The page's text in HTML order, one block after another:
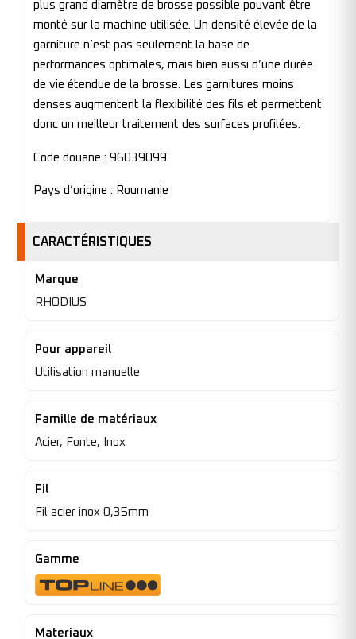
plus grand diamètre de brosse possible pouvant être
monté sur la machine utilisée. Un densité élevée de la
garniture n’est pas seulement la base de
performances optimales, mais bien aussi d’une durée
de vie étendue de la brosse. Les garnitures moins
denses augmentent la flexibilité des fils et permettent
donc un meilleur traitement des surfaces profilées.
Code douane : 96039099
Pays d’origine : Roumanie
CARACTÉRISTIQUES
Marque
RHODIUS
Pour appareil
Utilisation manuelle
Famille de matériaux
Acier, Fonte, Inox
Fil
Fil acier inox 0,35mm
Gamme
Materiaux